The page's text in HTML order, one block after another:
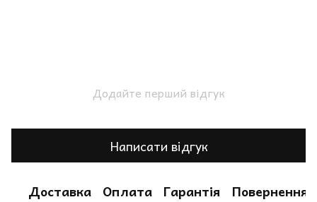
Додайте перший відгук
Написати відгук
Доставка Оплата Гарантія
Повернення